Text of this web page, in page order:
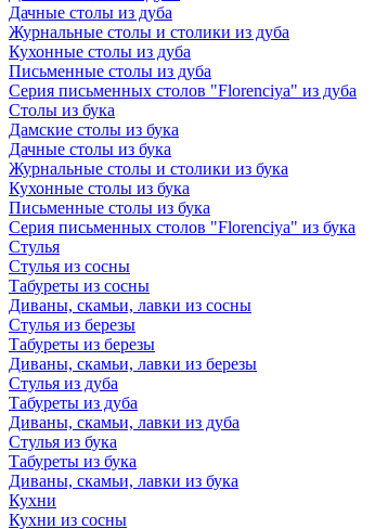
Дачные столы из дуба
Журнальные столы и столики из дуба
Кухонные столы из дуба
Письменные столы из дуба
Серия письменных столов "Florenciya" из дуба
Столы из бука
Дамские столы из бука
Дачные столы из бука
Журнальные столы и столики из бука
Кухонные столы из бука
Письменные столы из бука
Серия письменных столов "Florenciya" из бука
Стулья
Стулья из сосны
Табуреты из сосны
Диваны, скамьи, лавки из сосны
Стулья из березы
Табуреты из березы
Диваны, скамьи, лавки из березы
Стулья из дуба
Табуреты из дуба
Диваны, скамьи, лавки из дуба
Стулья из бука
Табуреты из бука
Диваны, скамьи, лавки из бука
Кухни
Кухни из сосны